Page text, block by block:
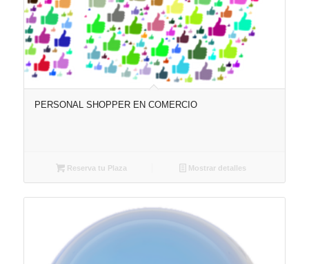
PERSONAL SHOPPER EN COMERCIO
Reserva tu Plaza Mostrar detalles